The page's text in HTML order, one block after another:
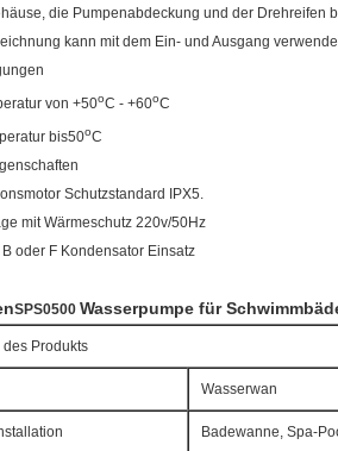
die Pumpenabdeckung und der Drehreifen
kann mit dem Ein- und Ausgang
von +50oC - +60oC
bis50oC
Schutzstandard IPX5.
mit Wärmeschutz 220v/50Hz
oder F Kondensator Einsatz
SPS0500 Wasserpumpe für
Produkts
Wasserwan
Badewanne, Spa-